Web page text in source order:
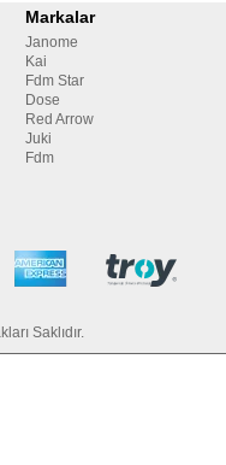
Markalar
Janome
Kai
Fdm Star
Dose
Red Arrow
Juki
Fdm
Saklıdır.